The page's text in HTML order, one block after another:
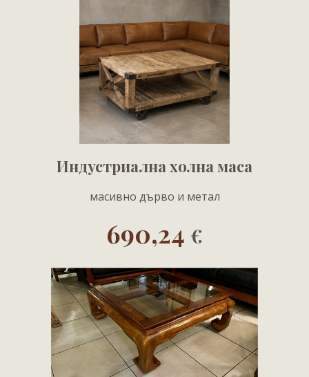
Индустриална холна маса
масивно дърво и метал
690,24 €